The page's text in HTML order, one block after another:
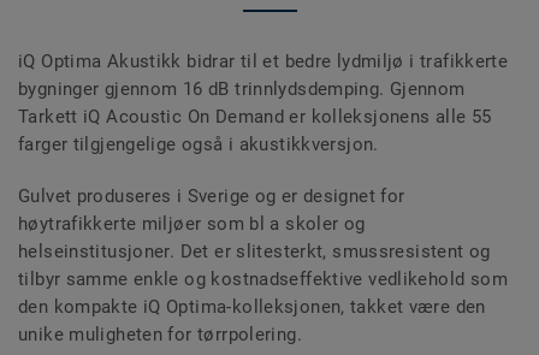
iQ Optima Akustikk bidrar til et bedre lydmiljø i trafikkerte
bygninger gjennom 16 dB trinnlydsdemping. Gjennom
Tarkett iQ Acoustic On Demand er kolleksjonens alle 55
farger tilgjengelige også i akustikkversjon.
Gulvet produseres i Sverige og er designet for
høytrafikkerte miljøer som bl a skoler og
helseinstitusjoner. Det er slitesterkt, smussresistent og
tilbyr samme enkle og kostnadseffektive vedlikehold som
den kompakte iQ Optima-kolleksjonen, takket være den
unike muligheten for tørrpolering.